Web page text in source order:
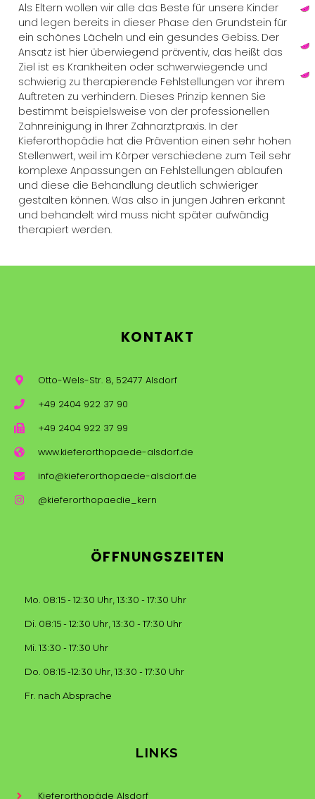
Als Eltern wollen wir alle das Beste für unsere Kinder
und legen bereits in dieser Phase den Grundstein für
ein schönes Lächeln und ein gesundes Gebiss. Der
Ansatz ist hier überwiegend präventiv, das heißt das
Ziel ist es Krankheiten oder schwerwiegende und
schwierig zu therapierende Fehlstellungen vor ihrem
Auftreten zu verhindern. Dieses Prinzip kennen Sie
bestimmt beispielsweise von der professionellen
Zahnreinigung in Ihrer Zahnarztpraxis. In der
Kieferorthopädie hat die Prävention einen sehr hohen
Stellenwert, weil im Körper verschiedene zum Teil sehr
komplexe Anpassungen an Fehlstellungen ablaufen
und diese die Behandlung deutlich schwieriger
gestalten können. Was also in jungen Jahren erkannt
und behandelt wird muss nicht später aufwändig
therapiert werden.
KONTAKT
Otto-Wels-Str. 8, 52477 Alsdorf
+49 2404 922 37 90
+49 2404 922 37 99
www.kieferorthopaede-alsdorf.de
info@kieferorthopaede-alsdorf.de
@kieferorthopaedie_kern
ÖFFNUNGSZEITEN
Mo. 08:15 - 12:30 Uhr, 13:30 - 17:30 Uhr
Di. 08:15 - 12:30 Uhr, 13:30 - 17:30 Uhr
Mi. 13:30 - 17:30 Uhr
Do. 08:15 -12:30 Uhr, 13:30 - 17:30 Uhr
Fr. nach Absprache
LINKS
Kieferorthopäde Alsdorf